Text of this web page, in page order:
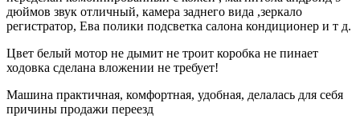
дюймов звук отличный, камера заднего вида ,зеркало
регистратор, Ева полики подсветка салона кондиционер и т д.
Цвет белый мотор не дымит не троит коробка не пинает
ходовка сделана вложении не требует!
Машина практичная, комфортная, удобная, делалась для себя
причины продажи переезд